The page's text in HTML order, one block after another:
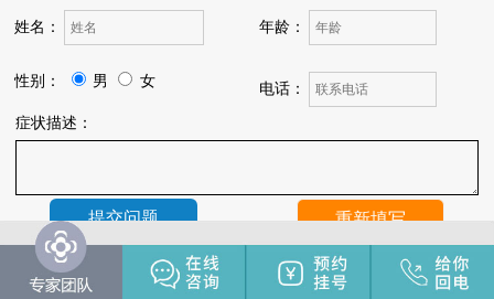
姓名： 年龄：
性别： 男 女
电话：
症状描述：
温馨提示：
我院将于24小时内与您联系，请保持手机畅通，注
意来电。